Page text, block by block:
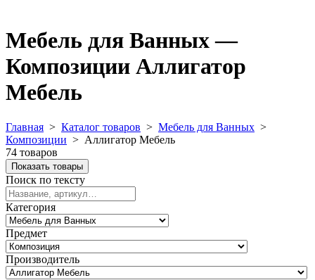
Мебель для Ванных —
Композиции Аллигатор
Мебель
Главная > Каталог товаров > Мебель для Ванных >
Композиции > Аллигатор Мебель
74 товаров
Показать товары
Поиск по тексту
Категория
Предмет
Производитель